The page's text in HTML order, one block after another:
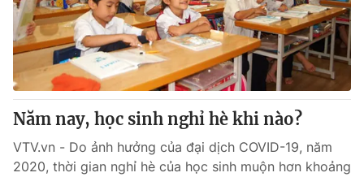
Năm nay, học sinh nghỉ hè khi nào?
VTV.vn - Do ảnh hưởng của đại dịch COVID-19, năm
2020, thời gian nghỉ hè của học sinh muộn hơn khoảng